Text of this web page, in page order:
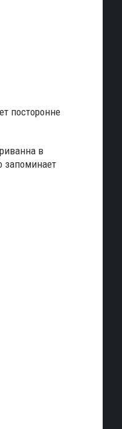
посторонне
в
запоминает